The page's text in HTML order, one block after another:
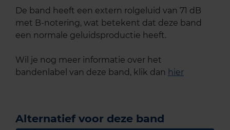
De band heeft een extern rolgeluid van 71 dB
met B-notering, wat betekent dat deze band
een normale geluidsproductie heeft.
Wil je nog meer informatie over het
bandenlabel van deze band, klik dan hier
Alternatief voor deze band